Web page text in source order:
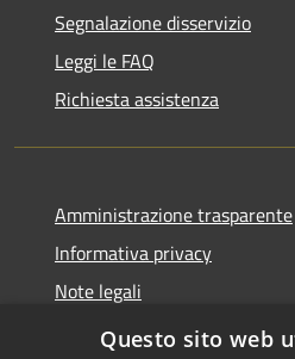
Segnalazione disservizio
Leggi le FAQ
Richiesta assistenza
Amministrazione trasparente
Informativa privacy
Note legali
Dichiarazione di accessibilità
Questo sito web